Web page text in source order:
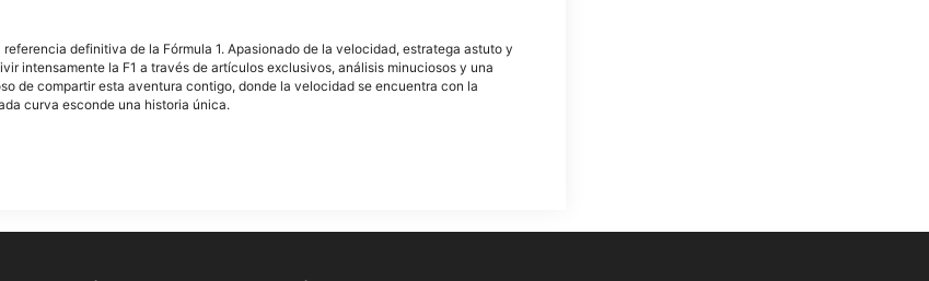
definitiva de la Fórmula 1. Apasionado de la velocidad, estratega astuto y
intensamente la F1 a través de artículos exclusivos, análisis minuciosos y una
de compartir esta aventura contigo, donde la velocidad se encuentra con la
curva esconde una historia única.